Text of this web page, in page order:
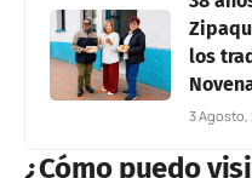
los
3 Agosto,
¿Cómo puedo